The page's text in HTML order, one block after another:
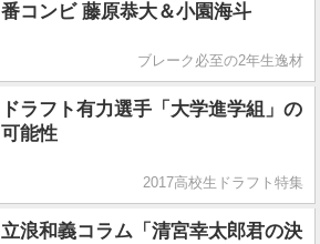
番コンビ 藤原恭大＆小園海斗
ブレーク必至の2年生逸材
ドラフト有力選手「大学進学組」の
可能性
2017高校生ドラフト特集
立浪和義コラム「清宮幸太郎君の決